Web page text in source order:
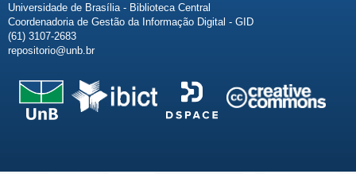
Universidade de Brasília - Biblioteca Central
Coordenadoria de Gestão da Informação Digital - GID
(61) 3107-2683
repositorio@unb.br